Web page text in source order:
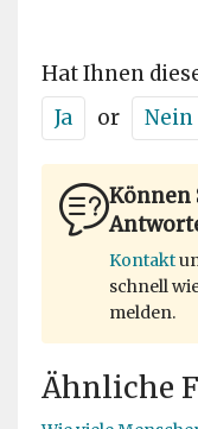
Hat Ihnen
Ja
or Nein
Können
Kontakt
schnell
melden.
Ähnliche